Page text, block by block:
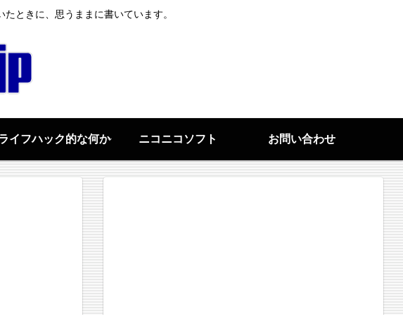
ときに、思うままに書いています。
イフハック的な何か ニコニコソフト お問い合わせ